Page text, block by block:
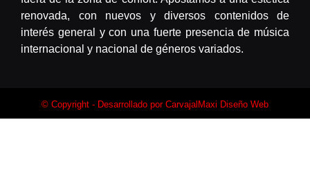
renovada, con nuevos y diversos contenidos de
interés general y con una fuerte presencia de música
internacional y nacional de géneros variados.
© Copyright - Desarrollado por CarvajalMaxi Diseño Web